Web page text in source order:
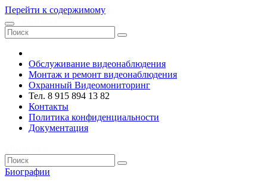
Перейти к содержимому
Обслуживание видеонаблюдения
Монтаж и ремонт видеонаблюдения
Охранный Видеомониторинг
Тел. 8 915 894 13 82
Контакты
Политика конфиденциальности
Документация
Биографии